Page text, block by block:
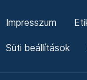
Impresszum
Süti beállítások